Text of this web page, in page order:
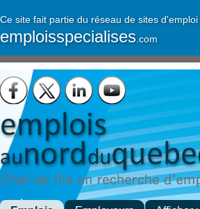
Ce site fait partie du réseau de sites d'emploi
emploisspecialises .com